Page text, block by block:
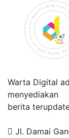
Warta Digital
menyediakan
berita
Jl. Damai